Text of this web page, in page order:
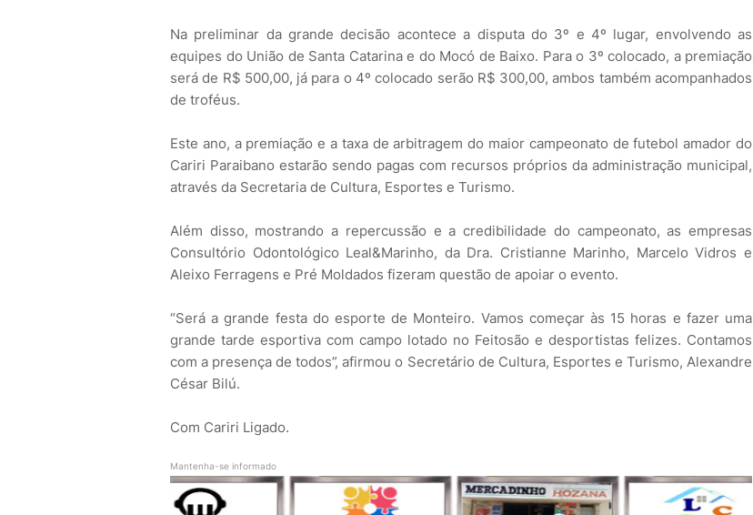
Na preliminar da grande decisão acontece a disputa do 3º e 4º lugar, envolvendo as
equipes do União de Santa Catarina e do Mocó de Baixo. Para o 3º colocado, a premiação
será de R$ 500,00, já para o 4º colocado serão R$ 300,00, ambos também acompanhados
de troféus.
Este ano, a premiação e a taxa de arbitragem do maior campeonato de futebol amador do
Cariri Paraibano estarão sendo pagas com recursos próprios da administração municipal,
através da Secretaria de Cultura, Esportes e Turismo.
Além disso, mostrando a repercussão e a credibilidade do campeonato, as empresas
Consultório Odontológico Leal&Marinho, da Dra. Cristianne Marinho, Marcelo Vidros e
Aleixo Ferragens e Pré Moldados fizeram questão de apoiar o evento.
“Será a grande festa do esporte de Monteiro. Vamos começar às 15 horas e fazer uma
grande tarde esportiva com campo lotado no Feitosão e desportistas felizes. Contamos
com a presença de todos”, afirmou o Secretário de Cultura, Esportes e Turismo, Alexandre
César Bilú.
Com Cariri Ligado.
Mantenha-se informado